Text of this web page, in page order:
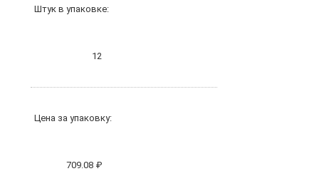
Штук в упаковке:
12
Цена за упаковку:
709.08 ₽